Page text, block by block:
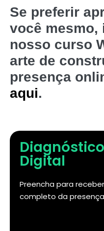
Se preferir
você mesmo,
nosso curso
arte de
presença
aqui.
Digital
Preencha para
completo da